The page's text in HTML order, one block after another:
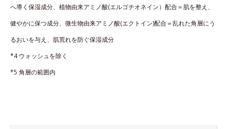
へ導く保湿成分、植物由来アミノ酸(エルゴチオネイン）配合＝肌を整え、
健やかに保つ成分、微生物由来アミノ酸(エクトイン)配合＝乱れた角層にう
るおいを与え、肌荒れを防ぐ保湿成分
*4 ウォッシュを除く
*5 角層の範囲内